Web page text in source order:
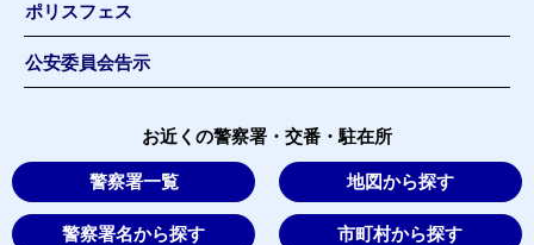
ポリスフェス
公安委員会告示
お近くの警察署・交番・駐在所
警察署一覧 地図から探す
警察署名から探す 市町村から探す